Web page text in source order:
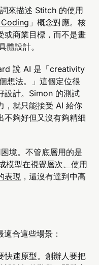
來描述 Stitch 的使用
」概念對應。核
或商業目標，而不是畫
體設計。
說 AI 是「creativity
想法。」這個定位很
計。Simon 的測試
，就只能接受 AI 給你
不夠好但又沒有夠精細
境。不管底層用的是
模型在視覺層次、使用
表現 ，還沒有達到中高
合這些場景：
快速原型。創辦人要把